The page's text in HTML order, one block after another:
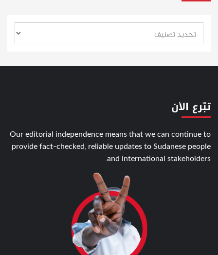
تبّرع الأن
Our editorial independence means that we can continue to
provide fact-checked, reliable updates to Sudanese people
and international stakeholders.